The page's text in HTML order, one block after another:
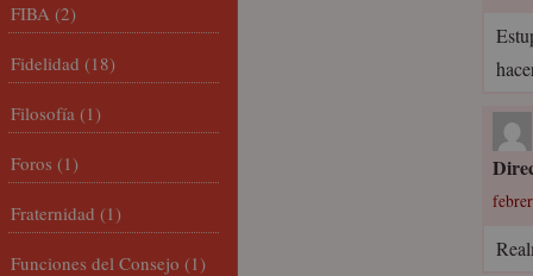
FIBA (2)
Fidelidad (18)
Filosofía (1)
Foros (1)
Fraternidad (1)
Funciones del Consejo (1)